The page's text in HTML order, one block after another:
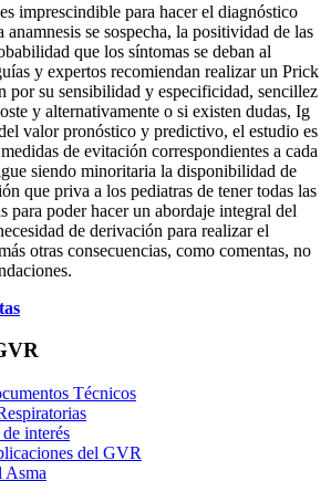
imprescindible para hacer el diagnóstico
anamnesis se sospecha, la positividad de las
que los síntomas se deban al
y expertos recomiendan realizar un Prick
por su sensibilidad y especificidad, sencillez
y alternativamente o si existen dudas, Ig
valor pronóstico y predictivo, el estudio es
de evitación correspondientes a cada
siendo minoritaria la disponibilidad de
que priva a los pediatras de tener todas las
para poder hacer un abordaje integral del
de derivación para realizar el
otras consecuencias, como comentas, no
Técnicos
interés
del GVR
Asma